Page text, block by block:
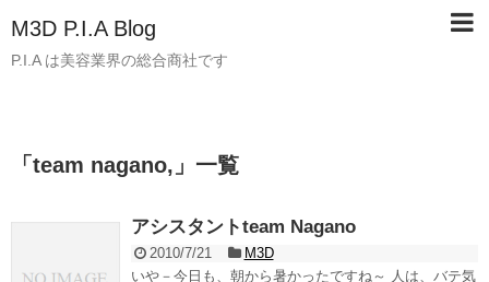
M3D P.I.A Blog
P.I.A は美容業界の総合商社です
「 team nagano, 」 一覧
アシスタントteam Nagano
2010/7/21
M3D
いや－今日も、朝から暑かったですね～ 人は、バテ気